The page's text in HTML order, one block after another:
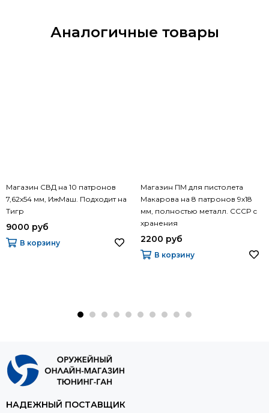
Аналогичные товары
Магазин СВД на 10 патронов
7,62х54 мм, ИжМаш. Подходит на
Тигр
9000 руб
В корзину
Магазин ПМ для пистолета
Макарова на 8 патронов 9х18
мм, полностью металл. СССР с
хранения
2200 руб
В корзину
НАДЕЖНЫЙ ПОСТАВЩИК